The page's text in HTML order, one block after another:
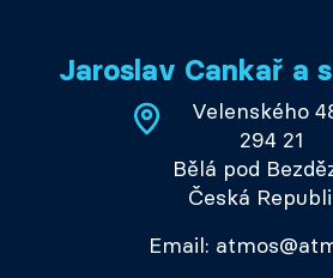
Jaroslav Cankař a
Velenského
294 21
Bělá pod
Česká
Email: